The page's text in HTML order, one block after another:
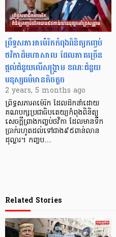
ព្រឹទ្ធសភាអាម៉េរិកកំពុងពិនិត្យកញ្ចប់
ថវិកាដ៏មហាសាល ដែលភាគច្រើន
ផ្តល់ជំនូយលើសង្រ្គាម ខណៈជំនួយ
មនុស្សធម៌មានតិចតួច
2 years, 5 months ago
ព្រឹទ្ធសភាអាម៉េរិក ដែលដឹកនាំដោយ
គណបក្សប្រជាធិបតេយ្យកំពុងពិនិត្យ
សេចក្តីព្រាងកញ្ចប់ថវិកា ដែលមានទឹក
ប្រាក់រហូតដល់ទៅជាង៩៥ពាន់លាន
ដុល្លារ។ កញ្ចប…
Related Stories